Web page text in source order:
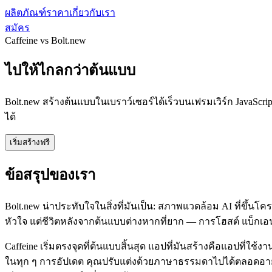
ผลิตภัณฑ์ราคาเกี่ยวกับเรา
สมัคร
Caffeine vs Bolt.new
ไปให้ไกลกว่าต้นแบบ
Bolt.new สร้างต้นแบบในเบราว์เซอร์ได้เร็วบนเฟรมเวิร์ก
ได้
เริ่มสร้างฟรี
ข้อสรุปของเรา
Bolt.new น่าประทับใจในสิ่งที่มันเป็น: สภาพแวดล้อม AI ที่ขึ้นโ
หัวใจ แต่ชีวิตหลังจากต้นแบบต่างหากที่ยาก — การโฮสต์ แบ็กเ
Caffeine เริ่มตรงจุดที่ต้นแบบสิ้นสุด แอปที่มันสร้างคือแอปที่ใช้ง
ในทุก ๆ การอัปเดต คุณปรับแต่งด้วยภาษาธรรมดาไปได้ตลอดอ